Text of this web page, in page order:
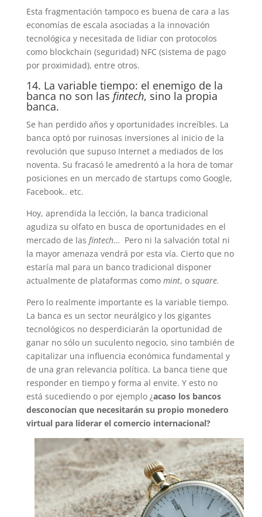
Esta fragmentación tampoco es buena de cara a las
economías de escala asociadas a la innovación
tecnológica y necesitada de lidiar con protocolos
como blockchain (seguridad) NFC (sistema de pago
por proximidad), entre otros.
14. La variable tiempo: el enemigo de la
banca no son las fintech, sino la propia
banca.
Se han perdido años y oportunidades increíbles. La
banca optó por ruinosas inversiones al inicio de la
revolución que supuso Internet a mediados de los
noventa. Su fracasó le amedrentó a la hora de tomar
posiciones en un mercado de startups como Google,
Facebook.. etc.
Hoy, aprendida la lección, la banca tradicional
agudiza su olfato en busca de oportunidades en el
mercado de las fintech… Pero ni la salvación total ni
la mayor amenaza vendrá por esta vía. Cierto que no
estaría mal para un banco tradicional disponer
actualmente de plataformas como mint, o square.
Pero lo realmente importante es la variable tiempo.
La banca es un sector neurálgico y los gigantes
tecnológicos no desperdiciarán la oportunidad de
ganar no sólo un suculento negocio, sino también de
capitalizar una influencia económica fundamental y
de una gran relevancia política. La banca tiene que
responder en tiempo y forma al envite. Y esto no
está sucediendo o por ejemplo ¿acaso los bancos
desconocían que necesitarán su propio monedero
virtual para liderar el comercio internacional?